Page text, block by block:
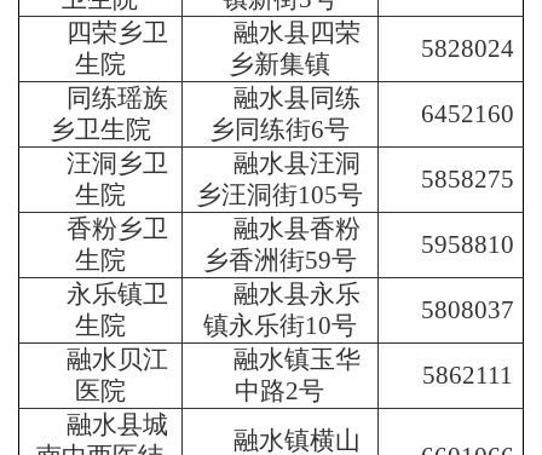
四荣乡卫
生院
融水县四荣
乡新集镇
5828024
同练瑶族
乡卫生院
融水县同练
乡同练街6号
6452160
汪洞乡卫
生院
融水县汪洞
乡汪洞街105号
5858275
香粉乡卫
生院
融水县香粉
乡香洲街59号
5958810
永乐镇卫
生院
融水县永乐
镇永乐街10号
5808037
融水贝江
医院
融水镇玉华
中路2号
5862111
融水县城
融水镇横山